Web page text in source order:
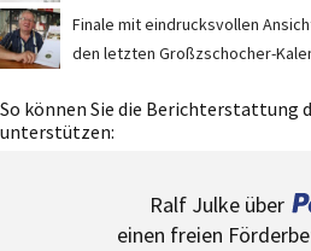
Finale mit eindrucksvollen
den letzten Großzschocher-
So können Sie die Berichterstattung
unterstützen:
Ralf Julke über
einen freien